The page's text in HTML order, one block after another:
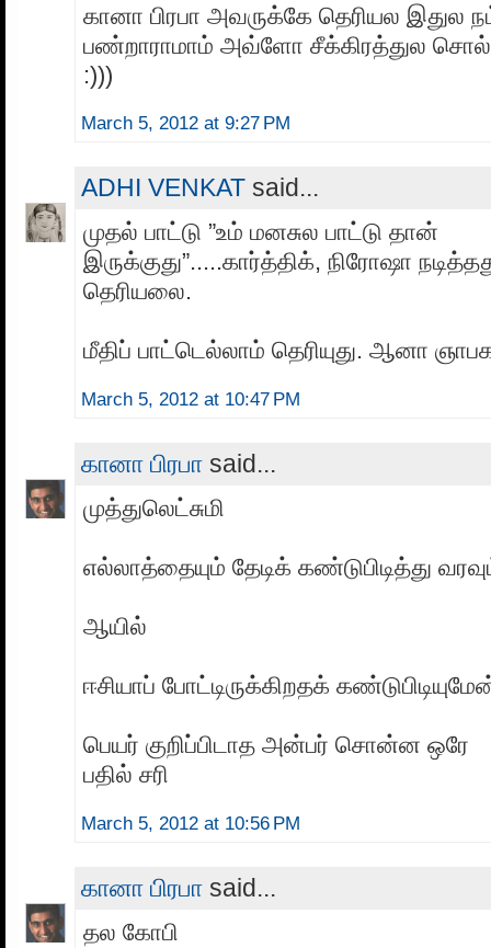
கானா பிரபா அவருக்கே தெரியல இதுல
பண்றாராமாம் அவ்ளோ சீக்கிரத்துல
:)))
March 5, 2012 at 9:27 PM
ADHI VENKAT said...
முதல் பாட்டு ”உம் மனசுல பாட்டு தான்
இருக்குது”.....கார்த்திக், நிரோஷா
தெரியலை.
மீதிப் பாட்டெல்லாம் தெரியுது. ஆனா
March 5, 2012 at 10:47 PM
கானா பிரபா said...
முத்துலெட்சுமி
எல்லாத்தையும் தேடிக் கண்டுபிடித்து
ஆயில்
ஈசியாப் போட்டிருக்கிறதக்
பெயர் குறிப்பிடாத அன்பர் சொன்ன ஒரே
பதில் சரி
March 5, 2012 at 10:56 PM
கானா பிரபா said...
தல கோபி